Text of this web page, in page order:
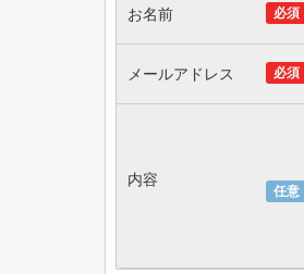
必須
お名前
必須
メールアドレス
任意
内容